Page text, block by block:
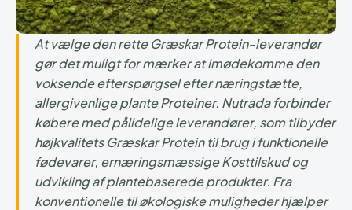
At vælge den rette Græskar Protein-leverandør
gør det muligt for mærker at imødekomme den
voksende efterspørgsel efter næringstætte,
allergivenlige plante Proteiner. Nutrada forbinder
købere med pålidelige leverandører, som tilbyder
højkvalitets Græskar Protein til brug i funktionelle
fødevarer, ernæringsmæssige Kosttilskud og
udvikling af plantebaserede produkter. Fra
konventionelle til økologiske muligheder hjælper